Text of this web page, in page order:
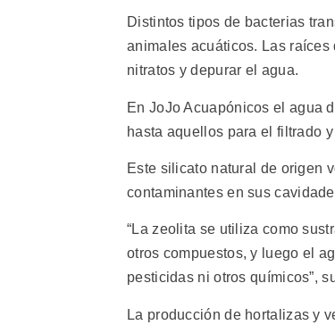
Distintos tipos de bacterias
animales acuáticos. Las
nitratos y depurar el agua.
En JoJo Acuapónicos el agua
hasta aquellos para el filtrado
Este silicato natural de origen
contaminantes en sus
“La zeolita se utiliza como
otros compuestos, y luego el
pesticidas ni otros químicos”,
La producción de hortalizas y